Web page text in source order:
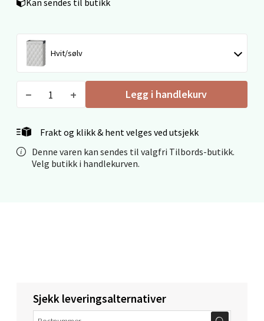
Kan sendes til butikk
Hvit/sølv
Legg i handlekurv
Frakt og klikk & hent velges ved utsjekk
Denne varen kan sendes til valgfri Tilbords-butikk.
Velg butikk i handlekurven.
Sjekk leveringsalternativer
Mo i Rana - Thon Senter Mo i Rana
Fridtjof Nansensgate 22, 8622 Mo i Rana
Åpent i dag 09-19
Velg